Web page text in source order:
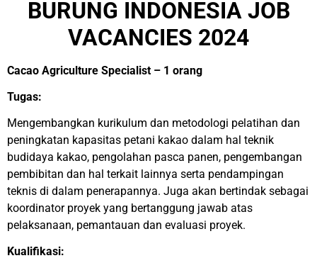
BURUNG INDONESIA JOB
VACANCIES 2024
Cacao Agriculture Specialist – 1 orang
Tugas:
Mengembangkan kurikulum dan metodologi pelatihan dan
peningkatan kapasitas petani kakao dalam hal teknik
budidaya kakao, pengolahan pasca panen, pengembangan
pembibitan dan hal terkait lainnya serta pendampingan
teknis di dalam penerapannya. Juga akan bertindak sebagai
koordinator proyek yang bertanggung jawab atas
pelaksanaan, pemantauan dan evaluasi proyek.
Kualifikasi: